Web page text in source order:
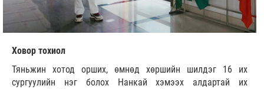
Ховор тохиол
Тяньжин хотод орших, өмнөд хөршийн шилдэг 16 их
сургуулийн нэг болох Нанкай хэмээх алдартай их